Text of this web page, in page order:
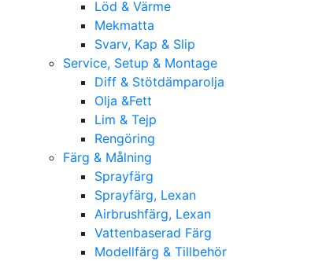
Löd & Värme
Mekmatta
Svarv, Kap & Slip
Service, Setup & Montage
Diff & Stötdämparolja
Olja &Fett
Lim & Tejp
Rengöring
Färg & Målning
Sprayfärg
Sprayfärg, Lexan
Airbrushfärg, Lexan
Vattenbaserad Färg
Modellfärg & Tillbehör